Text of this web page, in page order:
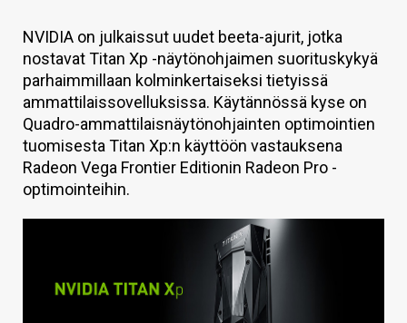
KAUPPA
VAIHDA TEEMA
HAKU
NVIDIA on julkaissut uudet beeta-ajurit, jotka
nostavat Titan Xp -näytönohjaimen suorituskykyä
parhaimmillaan kolminkertaiseksi tietyissä
ammattilaissovelluksissa. Käytännössä kyse on
Quadro-ammattilaisnäytönohjainten optimointien
tuomisesta Titan Xp:n käyttöön vastauksena
Radeon Vega Frontier Editionin Radeon Pro -
optimointeihin.